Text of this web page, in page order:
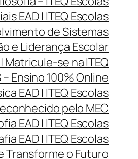
EAD | ITEQ Escolas
de Sistemas
e Liderança Escolar
Matricule-se na ITEQ
Ensino 100% Online
EAD | ITEQ Escolas
pelo MEC
EAD | ITEQ Escolas
EAD | ITEQ Escolas
Transforme o Futuro